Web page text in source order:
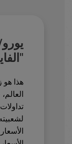
هذا هو